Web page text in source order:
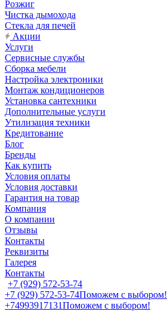
Розжиг
Чистка дымохода
Стекла для печей
Акции
Услуги
Сервисные службы
Сборка мебели
Настройка электроники
Монтаж кондиционеров
Установка сантехники
Дополнительные услуги
Утилизация техники
Кредитование
Блог
Бренды
Как купить
Условия оплаты
Условия доставки
Гарантия на товар
Компания
О компании
Отзывы
Контакты
Реквизиты
Галерея
Контакты
+7 (929) 572-53-74
+7 (929) 572-53-74Поможем с выбором!
+74993917131Поможем с выбором!